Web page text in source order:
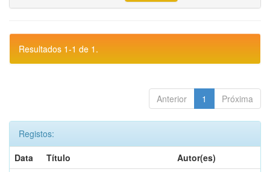
Resultados 1-1 de 1.
Anterior 1 Próxima
Registos:
Data
Título
Autor(es)